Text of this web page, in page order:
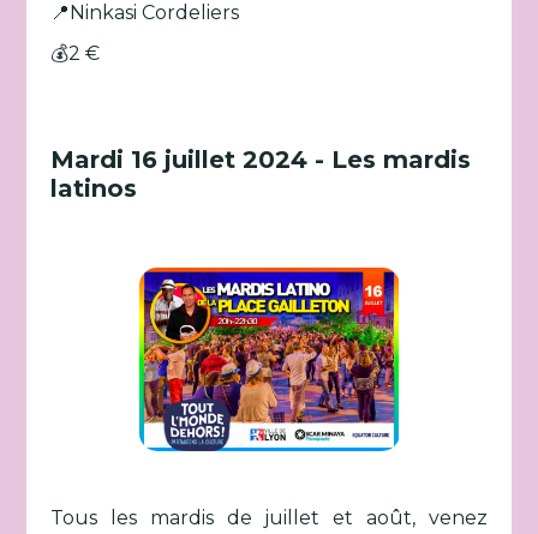
📍Ninkasi Cordeliers
💰2 €
Mardi 16 juillet 2024 - Les mardis
latinos
Tous les mardis de juillet et août, venez